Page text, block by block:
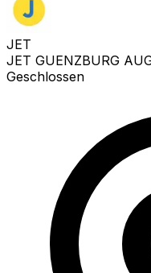
JET
JET GUENZBURG
Geschlossen